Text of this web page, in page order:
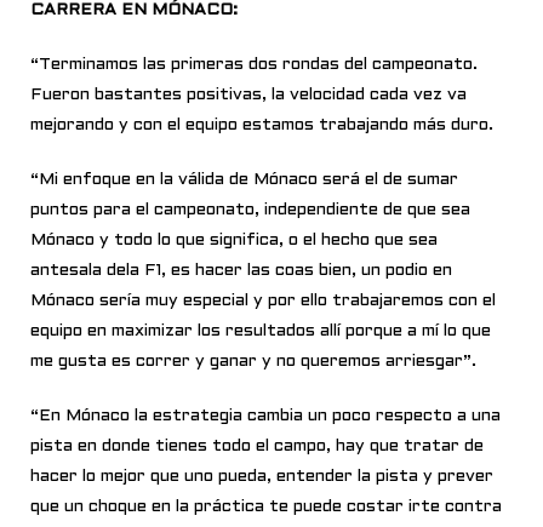
CARRERA EN MÓNACO:
“Terminamos las primeras dos rondas del campeonato.
Fueron bastantes positivas, la velocidad cada vez va
mejorando y con el equipo estamos trabajando más duro.
“Mi enfoque en la válida de Mónaco será el de sumar
puntos para el campeonato, independiente de que sea
Mónaco y todo lo que significa, o el hecho que sea
antesala dela F1, es hacer las coas bien, un podio en
Mónaco sería muy especial y por ello trabajaremos con el
equipo en maximizar los resultados allí porque a mí lo que
me gusta es correr y ganar y no queremos arriesgar”.
“En Mónaco la estrategia cambia un poco respecto a una
pista en donde tienes todo el campo, hay que tratar de
hacer lo mejor que uno pueda, entender la pista y prever
que un choque en la práctica te puede costar irte contra